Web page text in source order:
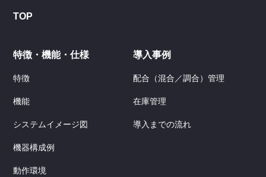
TOP
特徴・機能・仕様
特徴
機能
システムイメージ図
機器構成例
動作環境
導入事例
配合（混合／調合）管理
在庫管理
導入までの流れ